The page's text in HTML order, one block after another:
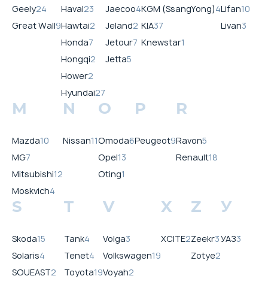
Geely24
Great Wall9
Haval23
Hawtai2
Honda7
Hongqi2
Hower2
Hyundai27
Jaecoo4
Jeland2
Jetour7
Jetta5
KGM (SsangYong)4
KIA37
Knewstar1
Lifan10
Livan3
M
Mazda10
MG7
Mitsubishi12
Moskvich4
N
Nissan11
O
Omoda6
Opel13
Oting1
P
Peugeot9
R
Ravon5
Renault18
S
Skoda15
Solaris4
SOUEAST2
T
Tank4
Tenet4
Toyota19
V
Volga3
Volkswagen19
Voyah2
X
XCITE2
Z
Zeekr3
Zotye2
У
УАЗ3